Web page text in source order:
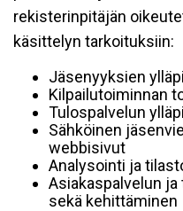
rekisterinpitäjän
käsittelyn tarkoituksiin:
Jäsenyyksien
Kilpailutoiminnan
Tulospalvelun
Sähköinen
webbisivut
Analysointi ja
Asiakaspalvelun
sekä kehittäminen